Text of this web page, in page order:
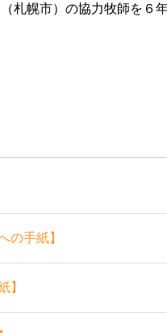
札幌市）の協力牧師を６年
手紙】
】